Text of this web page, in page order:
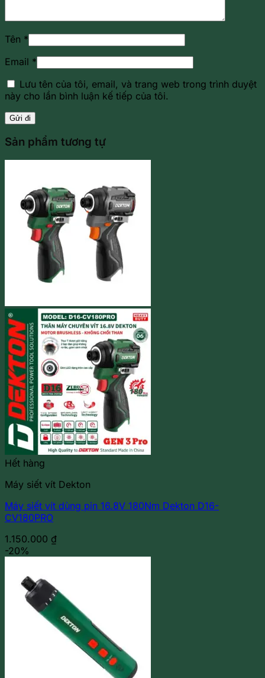
Tên *
Email *
Lưu tên của tôi, email, và trang web trong trình duyệt
này cho lần bình luận kế tiếp của tôi.
Sản phẩm tương tự
Hết hàng
Máy siết vít Dekton
Máy siết vít dùng pin 16.8V 180Nm Dekton D16-
CV180PRO
1.150.000 ₫
-20%